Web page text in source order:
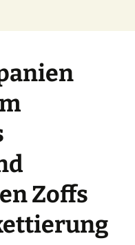
und mit Bezug
Zoffs